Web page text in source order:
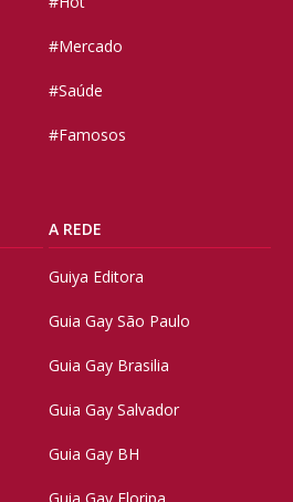
#Mercado
#Saúde
#Famosos
A REDE
Guiya Editora
Guia Gay São Paulo
Guia Gay Brasilia
Guia Gay Salvador
Guia Gay BH
Guia Gay Floripa